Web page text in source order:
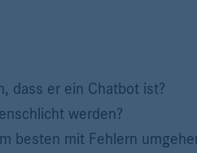
dass er ein Chatbot ist?
werden?
besten mit Fehlern